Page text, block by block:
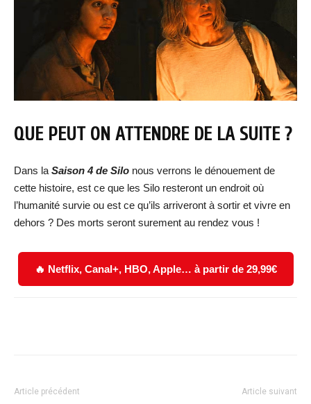
QUE PEUT ON ATTENDRE DE LA SUITE ?
Dans la Saison 4 de Silo nous verrons le dénouement de
cette histoire, est ce que les Silo resteront un endroit où
l’humanité survie ou est ce qu’ils arriveront à sortir et vivre en
dehors ? Des morts seront surement au rendez vous !
🔥 Netflix, Canal+, HBO, Apple… à partir de 29,99€
Article précédent Article suivant